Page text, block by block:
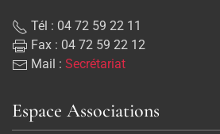
Tél : 04 72 59 22 11
Fax : 04 72 59 22 12
Mail : Secrétariat
Espace Associations